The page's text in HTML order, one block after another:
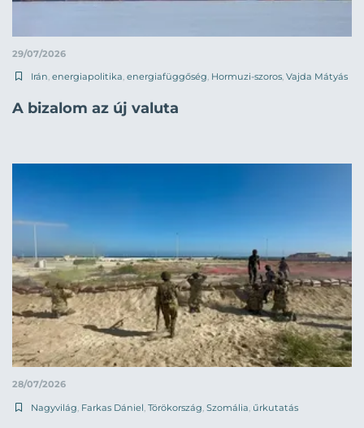
29/07/2026
Irán, energiapolitika, energiafüggőség, Hormuzi-szoros, Vajda Mátyás
A bizalom az új valuta
28/07/2026
Nagyvilág Farkas Dániel Törökország Szomália űrkutatás